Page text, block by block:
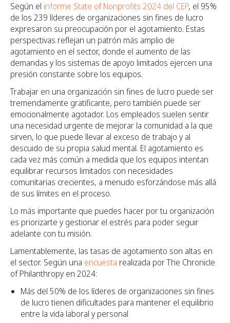
Según el informe State of Nonprofits 2024 del CEP, el 95%
de los 239 líderes de organizaciones sin fines de lucro
expresaron su preocupación por el agotamiento. Estas
perspectivas reflejan un patrón más amplio de
agotamiento en el sector, donde el aumento de las
demandas y los sistemas de apoyo limitados ejercen una
presión constante sobre los equipos.
Trabajar en una organización sin fines de lucro puede ser
tremendamente gratificante, pero también puede ser
emocionalmente agotador. Los empleados suelen sentir
una necesidad urgente de mejorar la comunidad a la que
sirven, lo que puede llevar al exceso de trabajo y al
descuido de su propia salud mental. El agotamiento es
cada vez más común a medida que los equipos intentan
equilibrar recursos limitados con necesidades
comunitarias crecientes, a menudo esforzándose más allá
de sus límites en el proceso.
Lo más importante que puedes hacer por tu organización
es priorizarte y gestionar el estrés para poder seguir
adelante con tu misión.
Lamentablemente, las tasas de agotamiento son altas en
el sector. Según una encuesta realizada por The Chronicle
of Philanthropy en 2024:
Más del 50% de los líderes de organizaciones sin fines
de lucro tienen dificultades para mantener el equilibrio
entre la vida laboral y personal